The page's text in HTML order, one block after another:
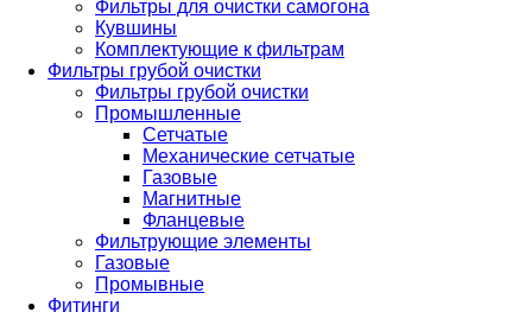
Фильтры для очистки самогона
Кувшины
Комплектующие к фильтрам
Фильтры грубой очистки
Фильтры грубой очистки
Промышленные
Сетчатые
Механические сетчатые
Газовые
Магнитные
Фланцевые
Фильтрующие элементы
Газовые
Промывные
Фитинги